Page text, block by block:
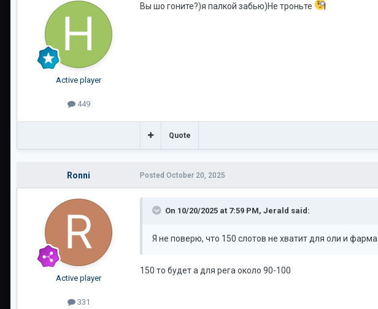
Active player
449
Вы шо гоните?)я палкой забью)Не троньте
Quote
Ronni
Active player
331
Posted October 20, 2025
On 10/20/2025 at 7:59 PM, Jerald said:
Я не поверю, что 150 слотов не хватит для оли и фарма.
150 то будет а для рега около 90-100